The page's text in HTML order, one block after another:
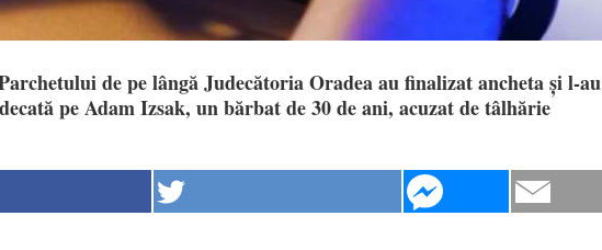
de pe lângă Judecătoria Oradea au finalizat ancheta și l-au
pe Adam Izsak, un bărbat de 30 de ani, acuzat de tâlhărie